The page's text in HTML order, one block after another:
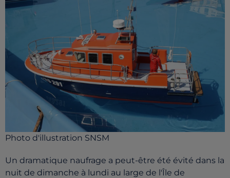
Photo d'illustration SNSM
Un dramatique naufrage a peut-être été évité dans la
nuit de dimanche à lundi au large de l'Île de